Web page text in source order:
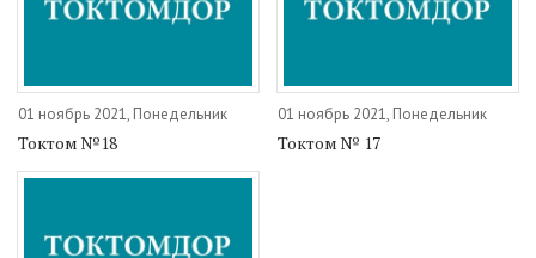
01 ноябрь 2021, Понедельник
Токтом №18
01 ноябрь 2021, Понедельник
Токтом № 17